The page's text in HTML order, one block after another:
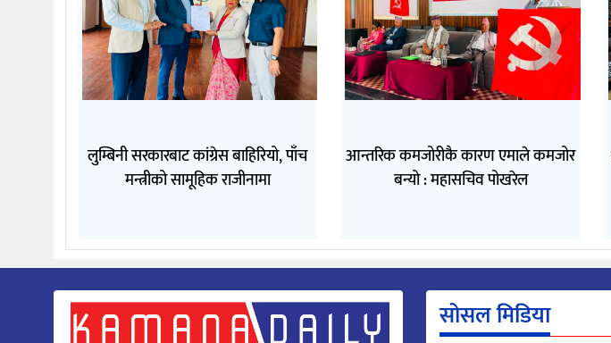
लुम्बिनी सरकारबाट कांग्रेस बाहिरियो, पाँच
मन्त्रीको सामूहिक राजीनामा
आन्तरिक कमजोरीकै कारण एमाले कमजोर
बन्यो : महासचिव पोखरेल
सोसल मिडिया